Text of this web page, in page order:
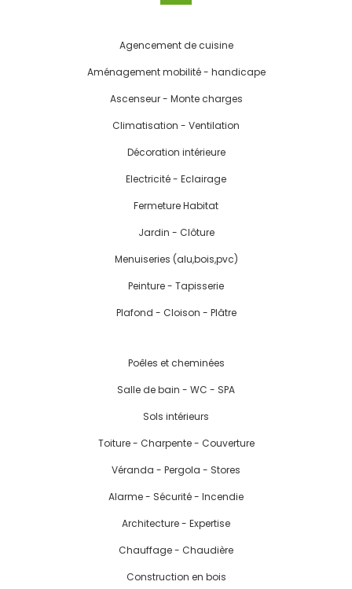
Agencement de cuisine
Aménagement mobilité - handicape
Ascenseur - Monte charges
Climatisation - Ventilation
Décoration intérieure
Electricité - Eclairage
Fermeture Habitat
Jardin - Clôture
Menuiseries (alu,bois,pvc)
Peinture - Tapisserie
Plafond - Cloison - Plâtre
Poêles et cheminées
Salle de bain - WC - SPA
Sols intérieurs
Toiture - Charpente - Couverture
Véranda - Pergola - Stores
Alarme - Sécurité - Incendie
Architecture - Expertise
Chauffage - Chaudière
Construction en bois